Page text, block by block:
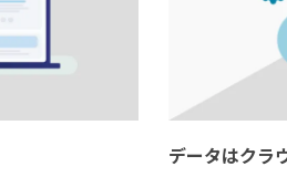
データはクラ